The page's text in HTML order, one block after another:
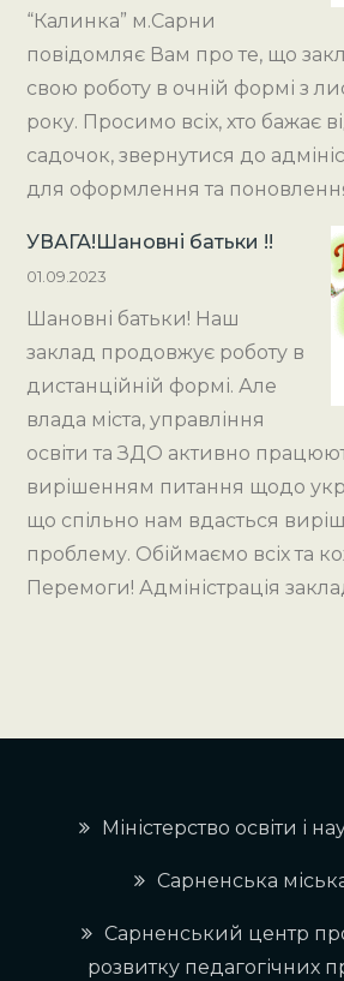
“Калинка” м.Сарни
повідомляє Вам про те, що
свою роботу в очній формі з
року. Просимо всіх, хто бажає
садочок, звернутися до
для оформлення та
УВАГА!Шановні батьки !!
01.09.2023
Шановні батьки! Наш
заклад продовжує роботу в
дистанційній формі. Але
влада міста, управління
освіти та ЗДО активно
вирішенням питання щодо
що спільно нам вдасться
проблему. Обіймаємо всіх та
Перемоги! Адміністрація
Міністерство освіти і
Сарненська
Сарненський центр
розвитку педагогічних